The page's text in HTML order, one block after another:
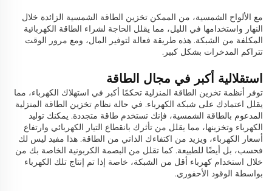
مع الألواح الشمسية، من الممكن تخزين الطاقة الشمسية الزائدة خلال
النهار واستخدامها في الليل، مما يقلل الحاجة لشراء الطاقة الكهربائية
المكلفة من الشبكة. هذه طريقة فعالة لتوفير المال، ومع مرور الوقت
تتراكم المدخرات بشكل كبير.
استقلالية أكبر في مجال الطاقة
توفر أنظمة تخزين الطاقة المنزلية تحكمًا أكبر في استهلاك الكهرباء، مما
يقلل اعتمادك على شبكة الكهرباء. في حالة نظام تخزين الطاقة المنزلية
المدعوم بالطاقة الشمسية، فإنك تستخدم طاقة متجددة. يمكنك توليد
الكهرباء وتخزينها، مما يقلل من تأثرك بانقطاع التيار الكهربائي وارتفاع
أسعار الكهرباء، ويزيد من اكتفاءك الذاتي من الطاقة. هذا مفيد ليس لك
فحسب، بل أيضًا للطبيعة. كما تقلل من البصمة الكربونية الخاصة بك من
خلال استخدام كهرباء أقل من الشبكة، خاصة إذا تم إنتاج تلك الكهرباء
بواسطة الوقود الأحفوري.